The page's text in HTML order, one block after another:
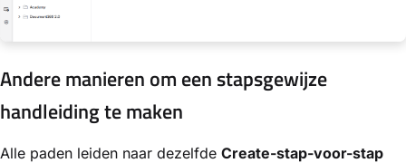
Andere manieren om een stapsgewijze
handleiding te maken
Alle paden leiden naar dezelfde Create-stap-voor-stap